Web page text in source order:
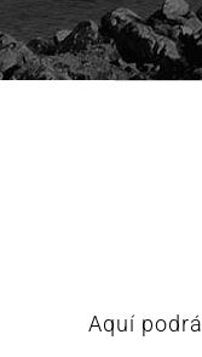
Aquí